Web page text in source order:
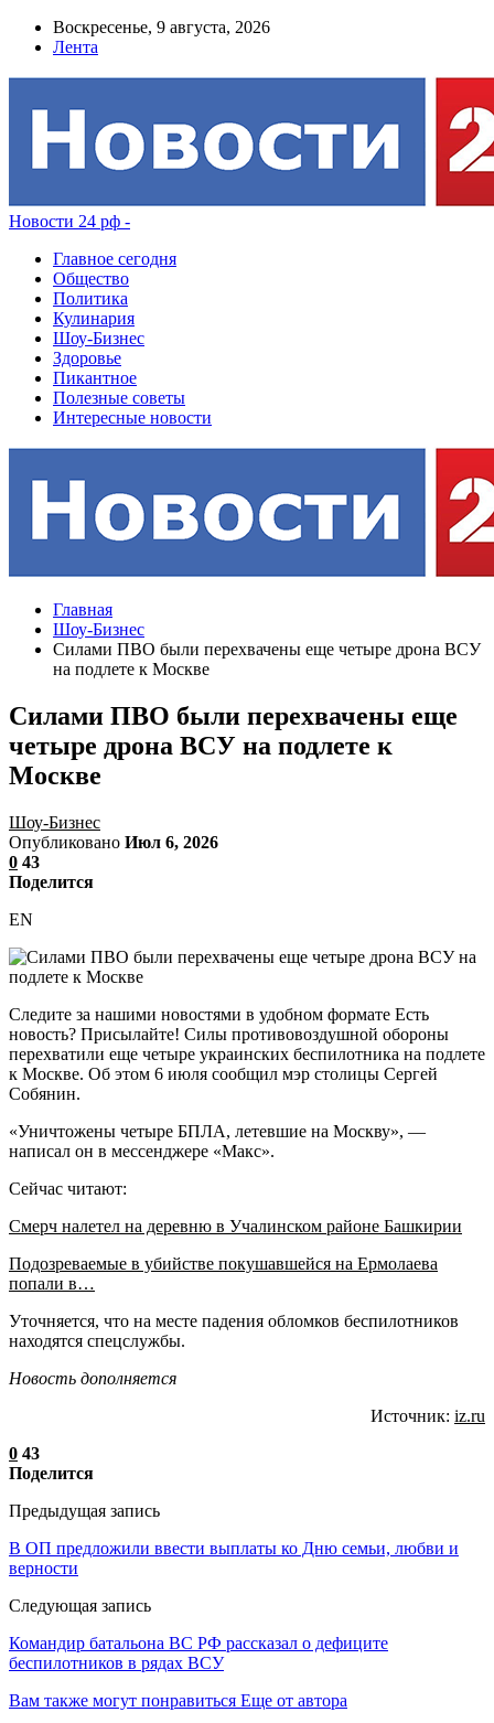
Воскресенье, 9 августа, 2026
Лента
Новости 24 рф -
Главное сегодня
Общество
Политика
Кулинария
Шоу-Бизнес
Здоровье
Пикантное
Полезные советы
Интересные новости
Главная
Шоу-Бизнес
Силами ПВО были перехвачены еще четыре дрона ВСУ
на подлете к Москве
Силами ПВО были перехвачены еще
четыре дрона ВСУ на подлете к
Москве
Шоу-Бизнес
Опубликовано Июл 6, 2026
0 43
Поделится
EN
Следите за нашими новостями в удобном формате Есть
новость? Присылайте! Силы противовоздушной обороны
перехватили еще четыре украинских беспилотника на подлете
к Москве. Об этом 6 июля сообщил мэр столицы Сергей
Собянин.
«Уничтожены четыре БПЛА, летевшие на Москву», —
написал он в мессенджере «Макс».
Сейчас читают:
Смерч налетел на деревню в Учалинском районе Башкирии
Подозреваемые в убийстве покушавшейся на Ермолаева
попали в…
Уточняется, что на месте падения обломков беспилотников
находятся спецслужбы.
Новость дополняется
Источник: iz.ru
0 43
Поделится
Предыдущая запись
В ОП предложили ввести выплаты ко Дню семьи, любви и
верности
Следующая запись
Командир батальона ВС РФ рассказал о дефиците
беспилотников в рядах ВСУ
Вам также могут понравиться Еще от автора